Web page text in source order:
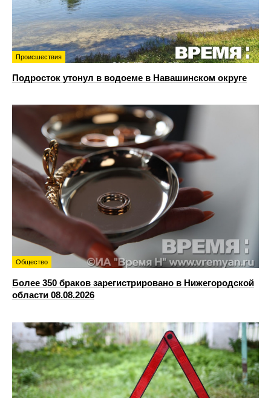
Происшествия
Подросток утонул в водоеме в Навашинском округе
Общество
Более 350 браков зарегистрировано в Нижегородской
области 08.08.2026